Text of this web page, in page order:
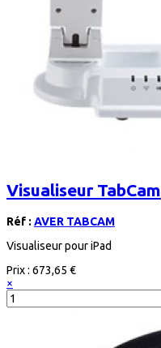
Visualiseur TabCam
Réf : AVER TABCAM
Visualiseur pour iPad
Prix : 673,65 €
×